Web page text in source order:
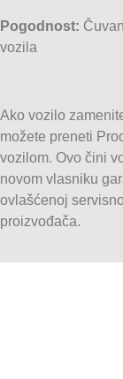
Pogodnost:
vozila
Ako vozilo
možete preneti
vozilom. Ovo čini
novom vlasniku
ovlašćenoj
proizvođača.